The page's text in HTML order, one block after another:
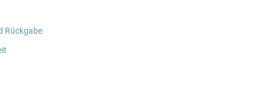
Rückgabe